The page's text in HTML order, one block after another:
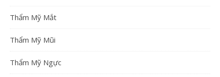
Thẩm Mỹ Mắt
Thẩm Mỹ Mũi
Thẩm Mỹ Ngực